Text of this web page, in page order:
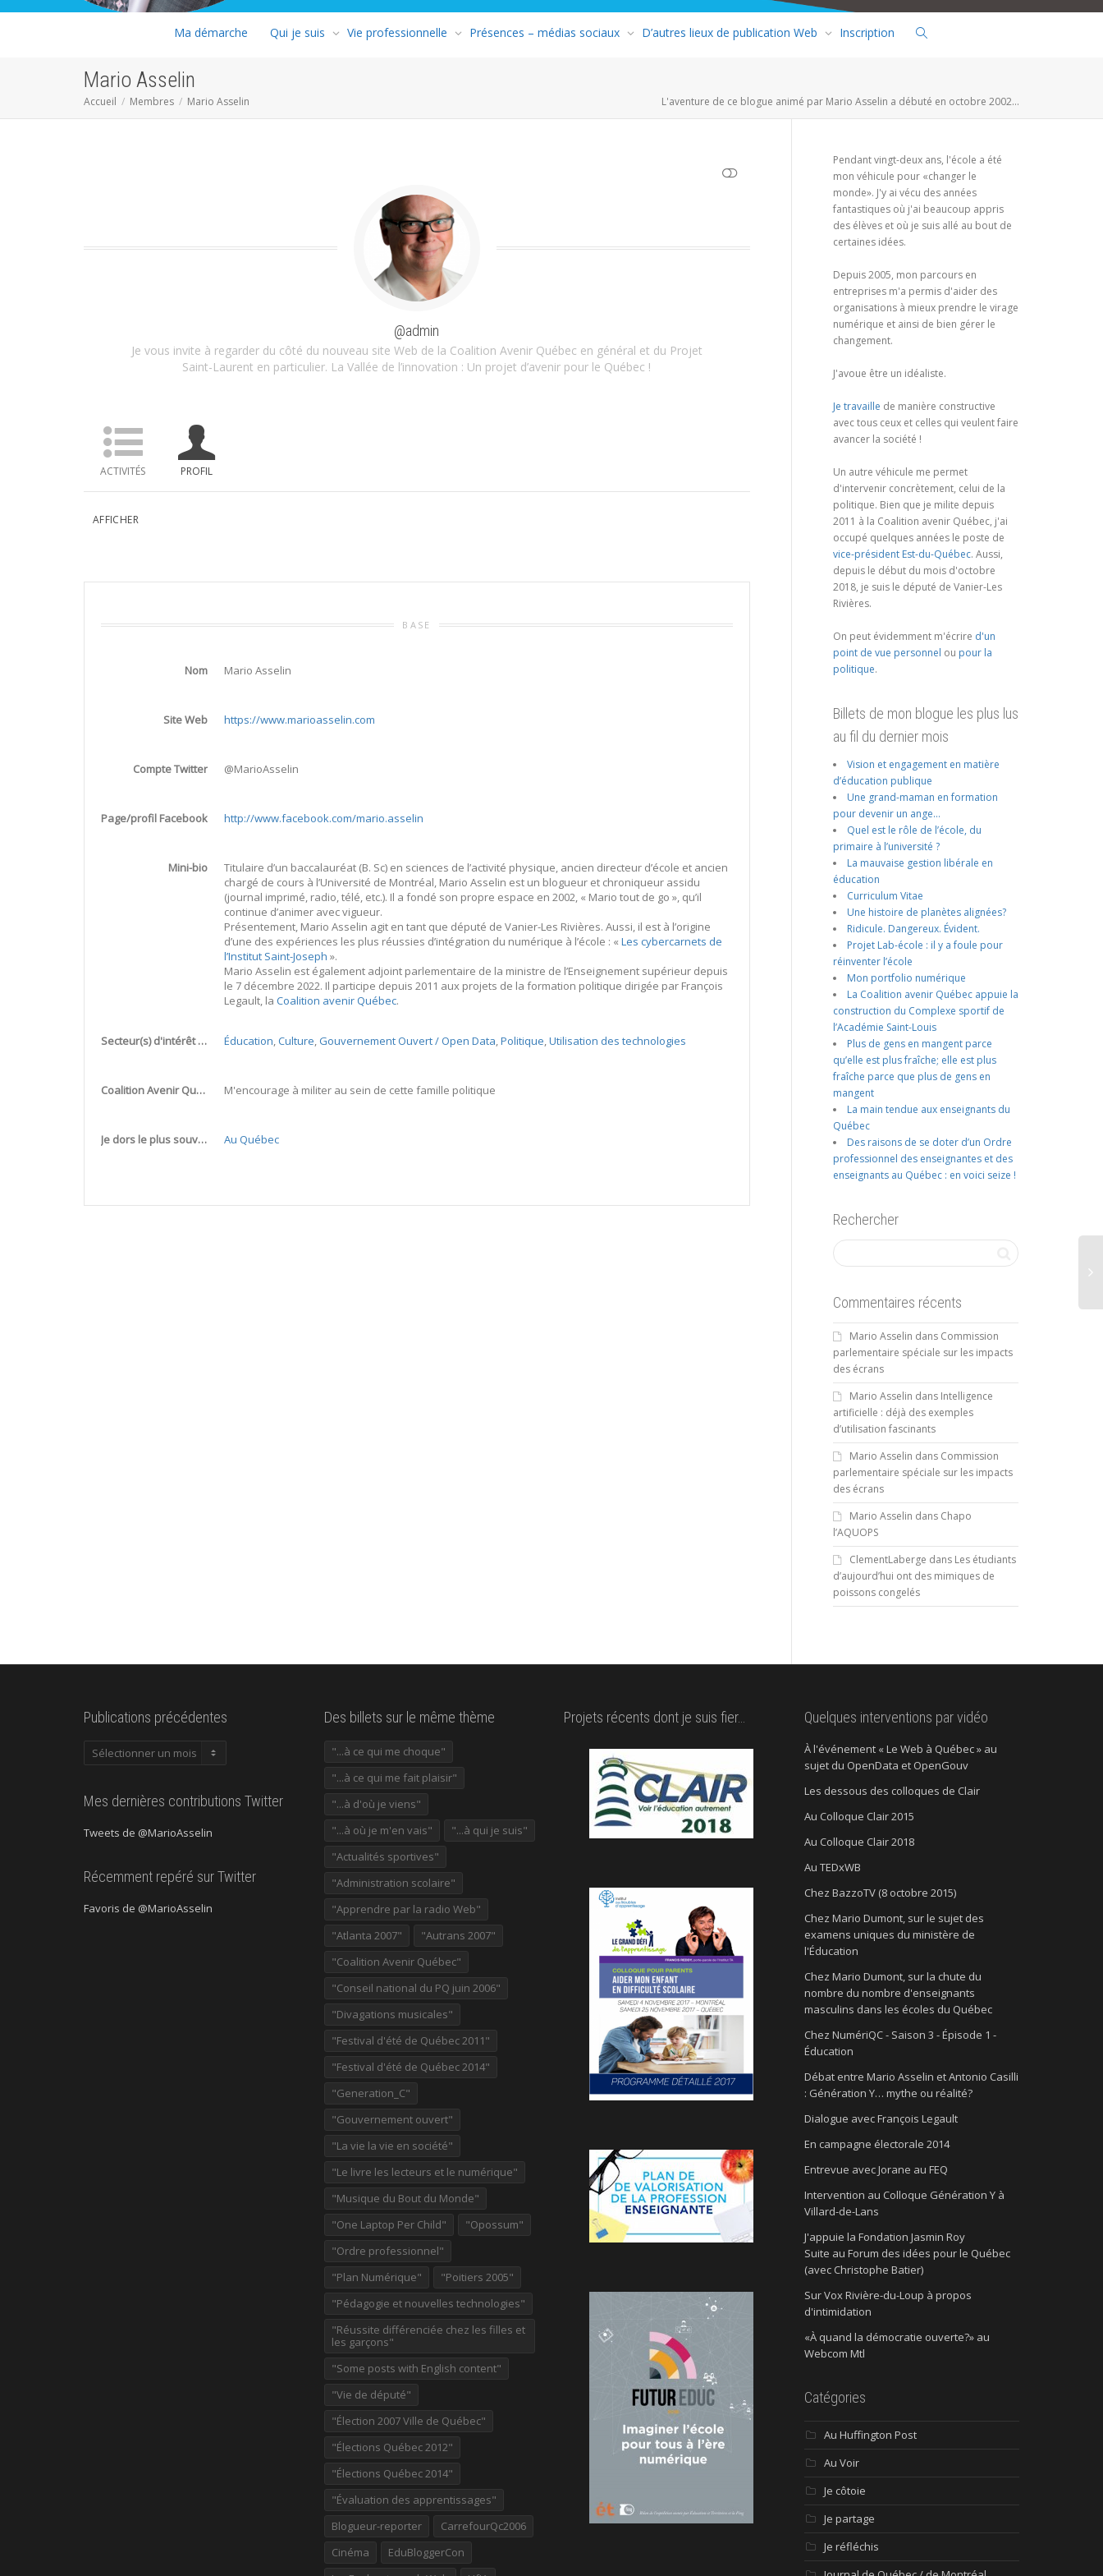
Ma démarche Qui je suis Vie professionnelle Présences – médias sociaux D’autres lieux de publication Web Inscription
Mario Asselin
Accueil Membres Mario Asselin L'aventure de ce blogue animé par Mario Asselin a débuté en octobre 2002...
@admin
Je vous invite à regarder du côté du nouveau site Web de la Coalition Avenir Québec en général et du Projet
Saint-Laurent en particulier. La Vallée de l’innovation : Un projet d’avenir pour le Québec !
ACTIVITÉS PROFIL
AFFICHER
BASE
Nom Mario Asselin
Site Web https://www.marioasselin.com
Compte Twitter @MarioAsselin
Page/profil Facebook http://www.facebook.com/mario.asselin
Mini-bio
Titulaire d’un baccalauréat (B. Sc) en sciences de l’activité physique, ancien directeur d’école et ancien
chargé de cours à l’Université de Montréal, Mario Asselin est un blogueur et chroniqueur assidu
(journal imprimé, radio, télé, etc.). Il a fondé son propre espace en 2002, « Mario tout de go », qu’il
continue d’animer avec vigueur.
Présentement, Mario Asselin agit en tant que député de Vanier-Les Rivières. Aussi, il est à l’origine
d’une des expériences les plus réussies d’intégration du numérique à l’école : « Les cybercarnets de
l’Institut Saint-Joseph ».
Mario Asselin est également adjoint parlementaire de la ministre de l’Enseignement supérieur depuis
le 7 décembre 2022. Il participe depuis 2011 aux projets de la formation politique dirigée par François
Legault, la Coalition avenir Québec.
Secteur(s) d'intérêt (quand vous visitez ce site Web) Éducation,Culture, Gouvernement Ouvert / Open Data,Politique,Utilisation des technologies
Coalition Avenir Québec... (si vous avez coché le secteur d'intérêt politique) M'encourage à militer au sein de cette famille politique
Je dors le plus souvent... Au Québec
Pendant vingt-deux ans, l'école a été
mon véhicule pour «changer le
monde». J'y ai vécu des années
fantastiques où j'ai beaucoup appris
des élèves et où je suis allé au bout de
certaines idées.
Depuis 2005, mon parcours en
entreprises m'a permis d'aider des
organisations à mieux prendre le virage
numérique et ainsi de bien gérer le
changement.
J'avoue être un idéaliste.
Je travaille de manière constructive
avec tous ceux et celles qui veulent faire
avancer la société !
Un autre véhicule me permet
d'intervenir concrètement, celui de la
politique. Bien que je milite depuis
2011 à la Coalition avenir Québec, j'ai
occupé quelques années le poste de
vice-président Est-du-Québec. Aussi,
depuis le début du mois d'octobre
2018, je suis le député de Vanier-Les
Rivières.
On peut évidemment m'écrire d'un
point de vue personnel ou pour la
politique.
Billets de mon blogue les plus lus
au fil du dernier mois
Vision et engagement en matière
d’éducation publique
Une grand-maman en formation
pour devenir un ange…
Quel est le rôle de l’école, du
primaire à l’université ?
La mauvaise gestion libérale en
éducation
Curriculum Vitae
Une histoire de planètes alignées?
Ridicule. Dangereux. Évident.
Projet Lab-école : il y a foule pour
réinventer l’école
Mon portfolio numérique
La Coalition avenir Québec appuie la
construction du Complexe sportif de
l’Académie Saint-Louis
Plus de gens en mangent parce
qu’elle est plus fraîche; elle est plus
fraîche parce que plus de gens en
mangent
La main tendue aux enseignants du
Québec
Des raisons de se doter d’un Ordre
professionnel des enseignantes et des
enseignants au Québec : en voici seize !
Rechercher
Commentaires récents
Mario Asselin dans Commission
parlementaire spéciale sur les impacts
des écrans
Mario Asselin dans Intelligence
artificielle : déjà des exemples
d’utilisation fascinants
Mario Asselin dans Commission
parlementaire spéciale sur les impacts
des écrans
Mario Asselin dans Chapo
l’AQUOPS
ClementLaberge dans Les étudiants
d’aujourd’hui ont des mimiques de
poissons congelés
Publications précédentes
Publications
Mes dernières contributions Twitter
Tweets de @MarioAsselin
Récemment repéré sur Twitter
Favoris de @MarioAsselin
Des billets sur le même thème
"...à ce qui me choque"
"...à ce qui me fait plaisir"
"...à d'où je viens"
"...à où je m'en vais"
"...à qui je suis"
"Actualités sportives"
"Administration scolaire"
"Apprendre par la radio Web"
"Atlanta 2007"
"Autrans 2007"
"Coalition Avenir Québec"
"Conseil national du PQ juin 2006"
"Divagations musicales"
"Festival d'été de Québec 2011"
"Festival d'été de Québec 2014"
"Generation_C"
"Gouvernement ouvert"
"La vie la vie en société"
"Le livre les lecteurs et le numérique"
"Musique du Bout du Monde"
"One Laptop Per Child"
"Opossum"
"Ordre professionnel"
"Plan Numérique"
"Poitiers 2005"
"Pédagogie et nouvelles technologies"
"Réussite différenciée chez les filles et
les garçons"
"Some posts with English content"
"Vie de député"
"Élection 2007 Ville de Québec"
"Élections Québec 2012"
"Élections Québec 2014"
"Évaluation des apprentissages"
Blogueur-reporter
CarrefourQc2006
Cinéma
EduBloggerCon
Projets récents dont je suis fier… Quelques interventions par vidéo
À l'événement « Le Web à Québec » au
sujet du OpenData et OpenGouv
Les dessous des colloques de Clair
Au Colloque Clair 2015
Au Colloque Clair 2018
Au TEDxWB
Chez BazzoTV (8 octobre 2015)
Chez Mario Dumont, sur le sujet des
examens uniques du ministère de
l'Éducation
Chez Mario Dumont, sur la chute du
nombre du nombre d'enseignants
masculins dans les écoles du Québec
Chez NumériQC - Saison 3 - Épisode 1 -
Éducation
Débat entre Mario Asselin et Antonio Casilli
: Génération Y… mythe ou réalité?
Dialogue avec François Legault
En campagne électorale 2014
Entrevue avec Jorane au FEQ
Intervention au Colloque Génération Y à
Villard-de-Lans
J'appuie la Fondation Jasmin Roy
Suite au Forum des idées pour le Québec
(avec Christophe Batier)
Sur Vox Rivière-du-Loup à propos
d'intimidation
«À quand la démocratie ouverte?» au
Webcom Mtl
Catégories
Au Huffington Post
Au Voir
Je côtoie
Je partage
Je réfléchis